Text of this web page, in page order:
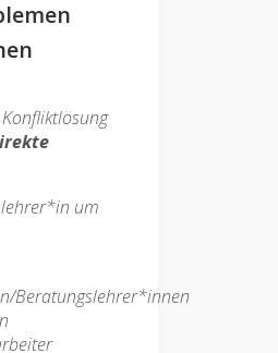
um
Beratungslehrer*innen